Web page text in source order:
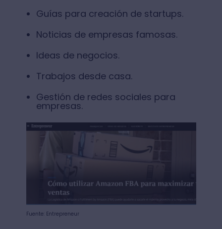
Guías para creación de startups.
Noticias de empresas famosas.
Ideas de negocios.
Trabajos desde casa.
Gestión de redes sociales para
empresas.
Fuente: Entrepreneur